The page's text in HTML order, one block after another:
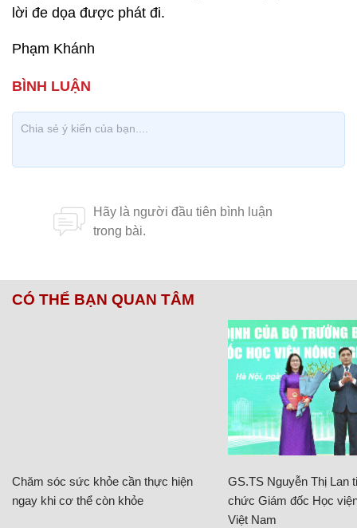
lời đe dọa được phát đi.
Phạm Khánh
CÓ THỂ BẠN QUAN TÂM
Chăm sóc sức khỏe cần thực hiện
ngay khi cơ thể còn khỏe
GS.TS Nguyễn Thị Lan
chức Giám đốc Học
Việt Nam